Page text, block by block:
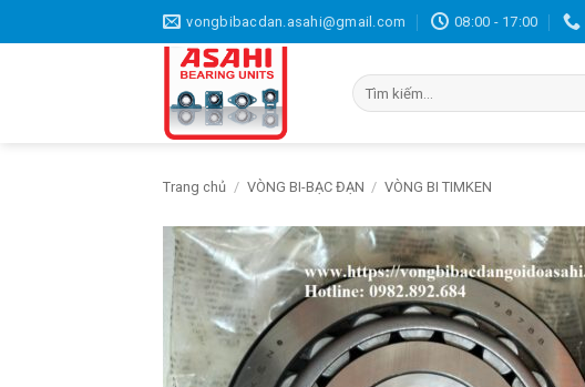
qua
vongbibacdan.asahi@gmail.com 08:00 - 17:00
Tìm
kiếm:
Trang chủ / VÒNG BI-BẠC ĐẠN / VÒNG BI TIMKEN